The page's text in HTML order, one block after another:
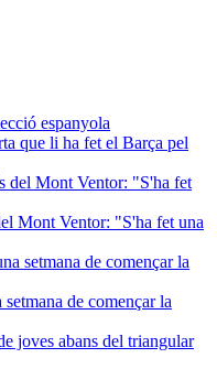
que li ha fet el Barça pel
Mont Ventor: "S'ha fet una
de començar la